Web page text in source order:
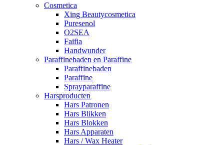
Cosmetica
Xing Beautycosmetica
Puresenol
O2SEA
Faifia
Handwunder
Paraffinebaden en Paraffine
Paraffinebaden
Paraffine
Sprayparaffine
Harsproducten
Hars Patronen
Hars Blikken
Hars Blokken
Hars Apparaten
Hars / Wax Heater